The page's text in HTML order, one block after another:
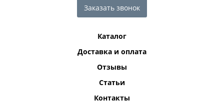
Заказать звонок
Каталог
Доставка и оплата
Отзывы
Статьи
Контакты